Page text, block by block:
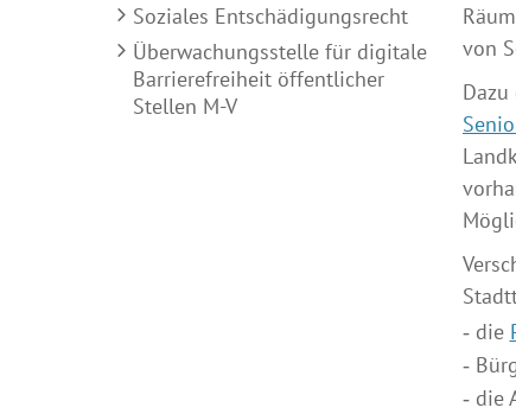
Soziales Entschädigungsrecht
Überwachungsstelle für digitale
Barrierefreiheit öffentlicher
Stellen M-V
von
die
die